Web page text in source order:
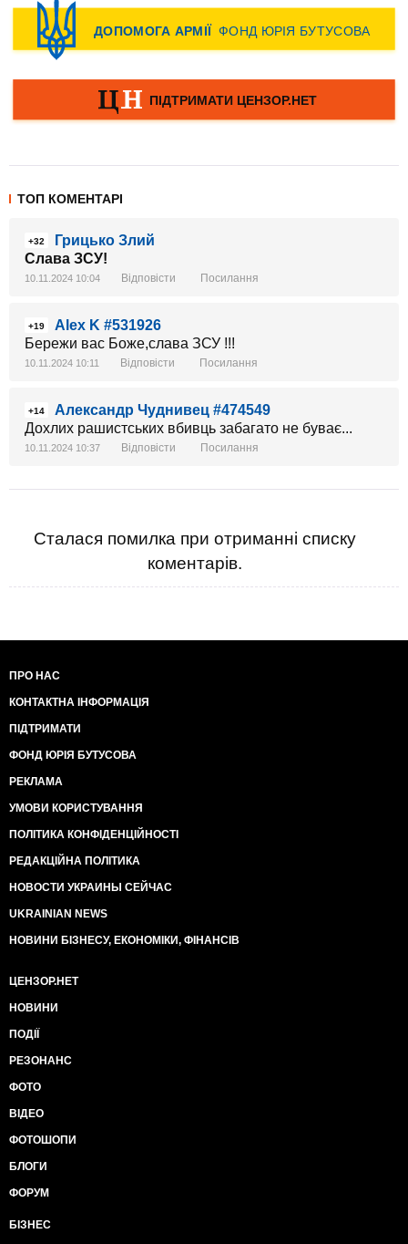
ТОП КОМЕНТАРІ
+32
Грицько Злий
Слава ЗСУ!
10.11.2024 10:04 Відповісти Посилання
+19
Alex K #531926
Бережи вас Боже,слава ЗСУ !!!
10.11.2024 10:11 Відповісти Посилання
+14
Александр Чуднивец #474549
Дохлих рашистських вбивць забагато не буває...
10.11.2024 10:37 Відповісти Посилання
Сталася помилка при отриманні списку
коментарів.
ПРО НАС
КОНТАКТНА ІНФОРМАЦІЯ
ПІДТРИМАТИ
ФОНД ЮРІЯ БУТУСОВА
РЕКЛАМА
УМОВИ КОРИСТУВАННЯ
ПОЛІТИКА КОНФІДЕНЦІЙНОСТІ
РЕДАКЦІЙНА ПОЛІТИКА
НОВОСТИ УКРАИНЫ СЕЙЧАС
UKRAINIAN NEWS
НОВИНИ БІЗНЕСУ, ЕКОНОМІКИ, ФІНАНСІВ
ЦЕНЗОР.НЕТ
НОВИНИ
ПОДІЇ
РЕЗОНАНС
ФОТО
ВІДЕО
ФОТОШОПИ
БЛОГИ
ФОРУМ
БІЗНЕС